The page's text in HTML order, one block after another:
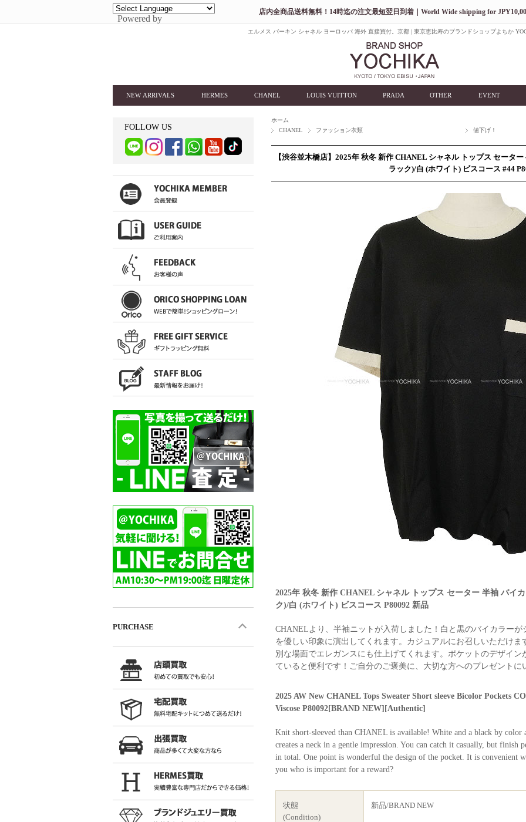
Powered by
店内全商品送料無料！14時迄の注文最短翌日到着｜World Wide shipping for
エルメス バーキン シャネル ヨーロッパ 海外 直接買付。京都 | 東京恵比寿のブランドショップよちか
NEW ARRIVALS HERMES CHANEL LOUIS VUITTON PRADA OTHER EVENT
ホーム
CHANEL
ファッション衣類 値下げ！
【渋谷並木橋店】2025年 秋冬 新作 CHANEL シャネル トップス セータ
ラック)/白 (ホワイト) ビスコース #44
2025年 秋冬 新作 CHANEL シャネル トップス セーター 半袖 バイ
ク)/白 (ホワイト) ビスコース P80092 新品
CHANELより、半袖ニットが入荷しました！白と黒のバイカラー
を優しい印象に演出してくれます。カジュアルにお召しいただけ
別な場面でエレガンスにも仕上げてくれます。ポケットのデザイ
ていると便利です！ご自分のご褒美に、大切な方へのプレゼントに
2025 AW New CHANEL Tops Sweater Short sleeve Bicolor Pockets
Viscose P80092[BRAND NEW][Authentic]
Knit short-sleeved than CHANEL is available! White and a black by color
creates a neck in a gentle impression. You can catch it casually, but finish
in total. One point is wonderful the design of the pocket. It is convenient
you who is important for a reward?
状態
(Condition)
新品/BRAND NEW
FOLLOW US
PURCHASE